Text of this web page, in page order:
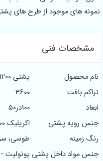
نمونه های موجود از طرح های
مشخصات فنی
نام محصول
پشتی 1200 شانه لایت
تراکم بافت
3600
ابعاد
100در50
جنس رویه پشتی
اکریلیک 100%
رنگ زمینه
طوسی،
جنس مواد داخل پشتی یونولیت